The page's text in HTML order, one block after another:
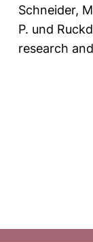
Schneider,
P. und
research